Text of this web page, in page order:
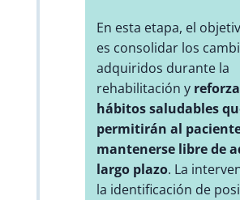
En esta etapa, el
es consolidar los
adquiridos durante la
rehabilitación y
hábitos saludables
permitirán al
mantenerse libre de
largo plazo. La
la identificación de